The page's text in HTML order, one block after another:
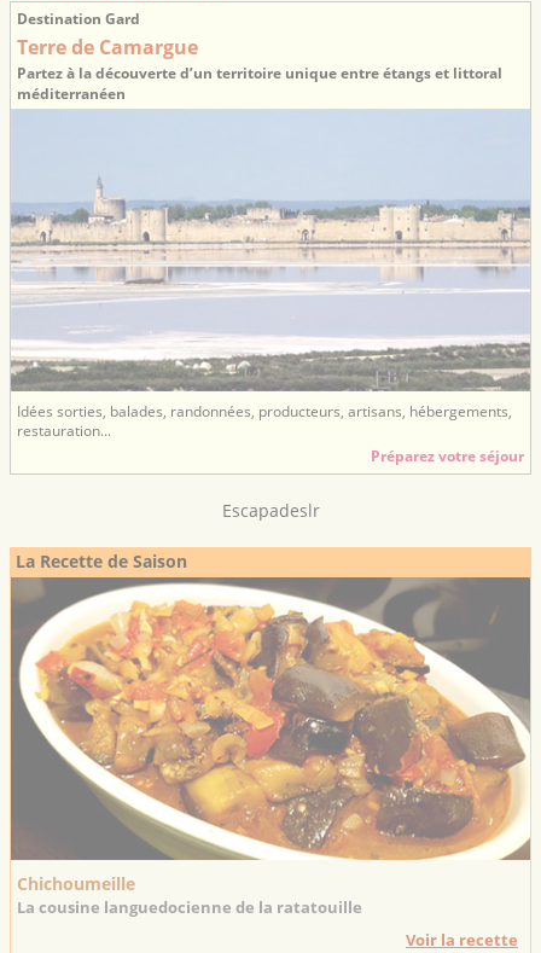
Destination Gard
Terre de Camargue
Partez à la découverte d’un territoire unique entre étangs et littoral
méditerranéen
Idées sorties, balades, randonnées, producteurs, artisans, hébergements,
restauration...
Préparez votre séjour
Escapadeslr
La Recette de Saison
Chichoumeille
La cousine languedocienne de la ratatouille
Voir la recette